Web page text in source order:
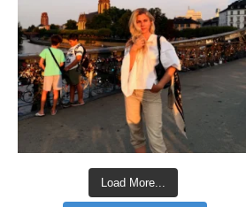
Load More...